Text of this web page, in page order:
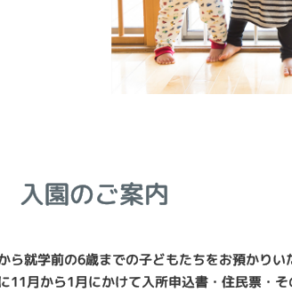
入園のご案内
就学前の6歳までの子どもたちをお預かりい
月から1月にかけて入所申込書・住民票・